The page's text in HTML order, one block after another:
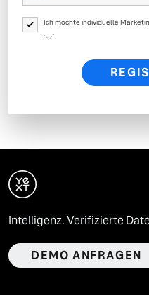
Ich möchte individuelle
verbundenen Unternehmen
Intelligenz. Verifizierte
DEMO ANFRAGEN